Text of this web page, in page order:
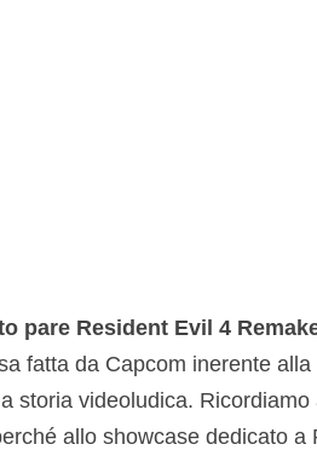
pare Resident Evil 4
fatta da Capcom inerente
storia videoludica.
allo showcase dedicato